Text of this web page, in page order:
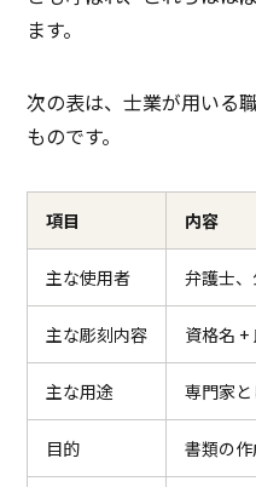
ます。
次の表は、士業が用いる
ものです。
項目 内容
主な使用者 弁護士
主な彫刻内容 資格名 +
主な用途 専門家
目的 書類の